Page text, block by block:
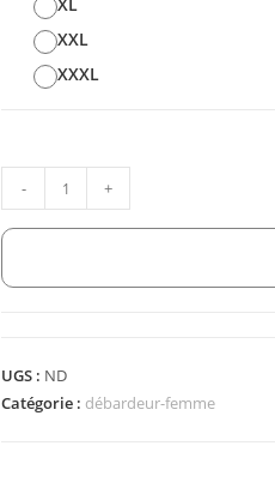
XL
XXL
XXXL
- +
UGS : ND
Catégorie : débardeur-femme